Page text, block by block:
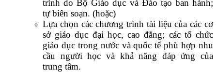
trình do Bộ Giáo dục và Đào tạo ban hành;
tự biên soạn. (hoặc)
Lựa chọn các chương trình tài liệu của các cơ
sở giáo dục đại học, cao đẳng; các tổ chức
giáo dục trong nước và quốc tế phù hợp nhu
cầu người học và khả năng đáp ứng của
trung tâm.